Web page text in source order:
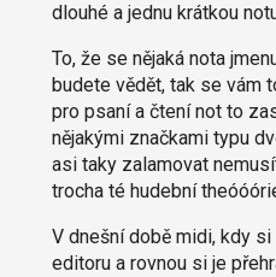
dlouhé a jednu krátkou
To, že se nějaká nota
budete vědět, tak se vám
pro psaní a čtení not to
nějakými značkami typu
asi taky zalamovat
trocha té hudební
V dnešní době midi, kdy
editoru a rovnou si je